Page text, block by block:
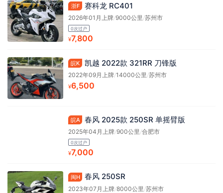
浙F 赛科龙 RC401
2026年01月上牌/9000公里 /苏州市
0次过户
¥7,800
皖K 凯越 2022款 321RR 刀锋版
2022年09月上牌/14000公里 /苏州市
¥6,500
皖A 春风 2025款 250SR 单摇臂版
2025年04月上牌/900公里 /合肥市
0次过户
¥7,000
闽H 春风 250SR
2023年07月上牌/8000公里 /苏州市